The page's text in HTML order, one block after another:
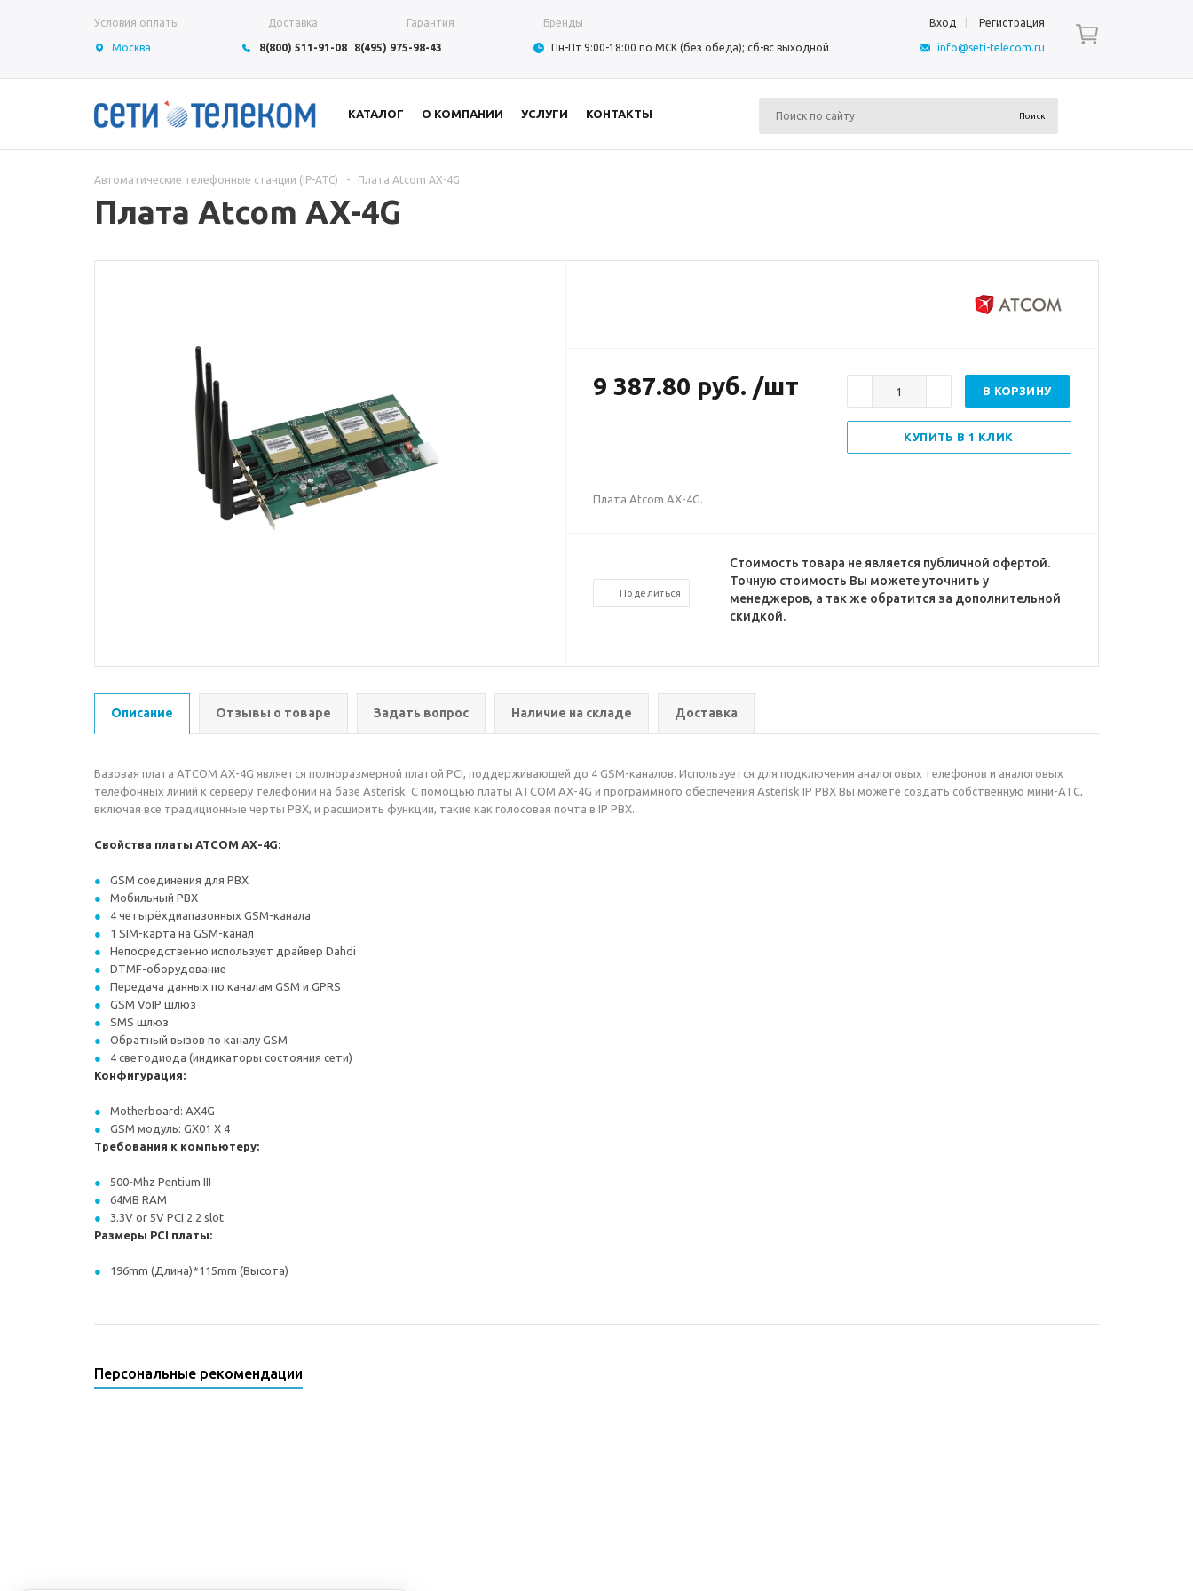
Условия оплаты Доставка Гарантия Бренды Вход Регистрация
Москва 8(800) 511-91-08 8(495) 975-98-43 Пн-Пт 9:00-18:00 по МСК (без обеда); сб-вс выходной info@seti-telecom.ru
КАТАЛОГ О КОМПАНИИ УСЛУГИ КОНТАКТЫ
Автоматические телефонные станции (IP-АТС) - Плата Atcom АХ-4G
Плата Atcom АХ-4G
9 387.80 руб. /шт В КОРЗИНУ
КУПИТЬ В 1 КЛИК
Плата Atcom АХ-4G.
Поделиться
Стоимость товара не является публичной офертой.
Точную стоимость Вы можете уточнить у
менеджеров, а так же обратится за дополнительной
скидкой.
Описание Отзывы о товаре Задать вопрос Наличие на складе Доставка
Базовая плата ATCOM AX-4G является полноразмерной платой PCI, поддерживающей до 4 GSM-каналов. Используется для подключения аналоговых телефонов и аналоговых
телефонных линий к серверу телефонии на базе Asterisk. С помощью платы ATCOM AX-4G и программного обеспечения Asterisk IP PBX Вы можете создать собственную мини-АТС,
включая все традиционные черты PBX, и расширить функции, такие как голосовая почта в IP PBX.
Свойства платы ATCOM AX-4G:
GSM соединения для PBX
Мобильный PBX
4 четырёхдиапазонных GSM-канала
1 SIM-карта на GSM-канал
Непосредственно использует драйвер Dahdi
DTMF-оборудование
Передача данных по каналам GSM и GPRS
GSM VoIP шлюз
SMS шлюз
Обратный вызов по каналу GSM
4 светодиода (индикаторы состояния сети)
Конфигурация:
Motherboard: AX4G
GSM модуль: GX01 X 4
Требования к компьютеру:
500-Mhz Pentium III
64MB RAM
3.3V or 5V PCI 2.2 slot
Размеры PCI платы:
196mm (Длина)*115mm (Высота)
Персональные рекомендации